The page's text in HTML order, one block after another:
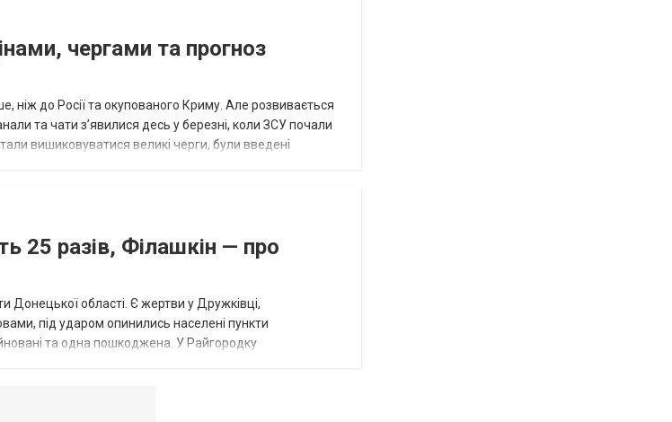
чергами та прогноз
ніж до Росії та окупованого Криму. Але розвивається
та чати з’явилися десь у березні, коли ЗСУ почали
вишиковуватися великі черги, були введені
25 разів, Філашкін — про
Донецької області. Є жертви у Дружківці,
під ударом опинились населені пункти
та одна пошкоджена. У Райгородку